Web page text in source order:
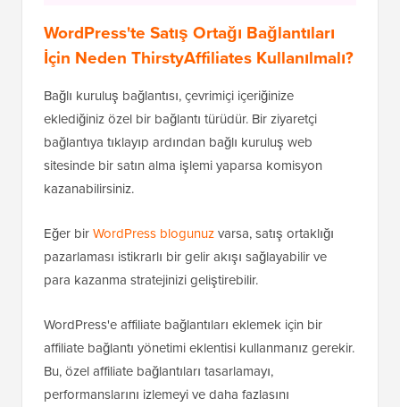
WordPress'te Satış Ortağı Bağlantıları
İçin Neden ThirstyAffiliates Kullanılmalı?
Bağlı kuruluş bağlantısı, çevrimiçi içeriğinize
eklediğiniz özel bir bağlantı türüdür. Bir ziyaretçi
bağlantıya tıklayıp ardından bağlı kuruluş web
sitesinde bir satın alma işlemi yaparsa komisyon
kazanabilirsiniz.
Eğer birWordPress blogunuzvarsa, satış ortaklığı
pazarlaması istikrarlı bir gelir akışı sağlayabilir ve
para kazanma stratejinizi geliştirebilir.
WordPress'e affiliate bağlantıları eklemek için bir
affiliate bağlantı yönetimi eklentisi kullanmanız gerekir.
Bu, özel affiliate bağlantıları tasarlamayı,
performanslarını izlemeyi ve daha fazlasını